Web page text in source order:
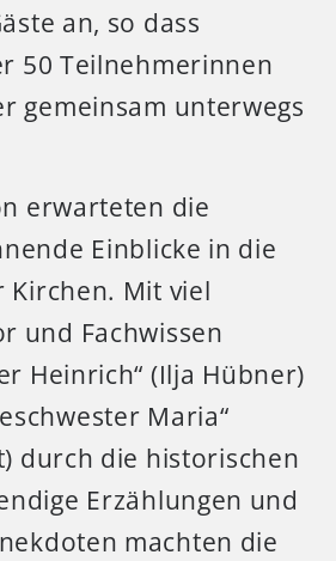
an, so dass
50 Teilnehmerinnen
gemeinsam unterwegs
erwarteten die
Einblicke in die
Kirchen. Mit viel
und Fachwissen
Heinrich“ (Ilja Hübner)
Maria“
durch die historischen
Erzählungen und
machten die